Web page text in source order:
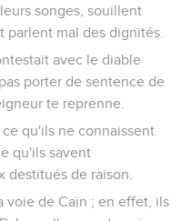
songes, souillent
mal des dignités.
avec le diable
porter de sentence de
te reprenne.
qu'ils ne connaissent
qu'ils savent
destitués de raison.
voie de Caïn ; en effet, ils